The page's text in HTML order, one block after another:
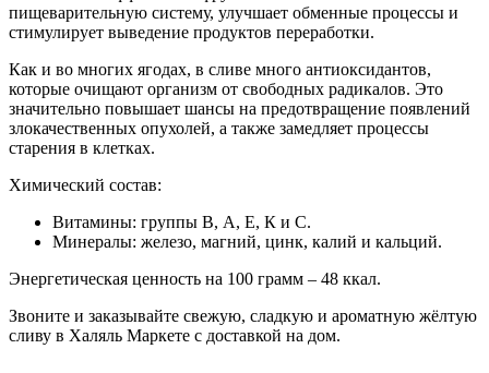
пищеварительную систему, улучшает обменные процессы и
стимулирует выведение продуктов переработки.
Как и во многих ягодах, в сливе много антиоксидантов,
которые очищают организм от свободных радикалов. Это
значительно повышает шансы на предотвращение появлений
злокачественных опухолей, а также замедляет процессы
старения в клетках.
Химический состав:
Витамины: группы В, А, Е, К и С.
Минералы: железо, магний, цинк, калий и кальций.
Энергетическая ценность на 100 грамм – 48 ккал.
Звоните и заказывайте свежую, сладкую и ароматную жёлтую
сливу в Халяль Маркете с доставкой на дом.